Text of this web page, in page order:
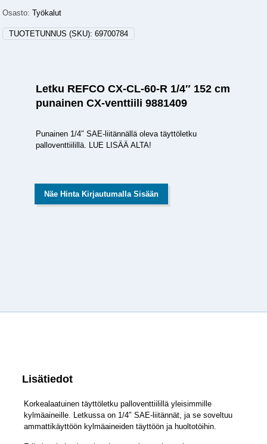
Osasto:Työkalut
TUOTETUNNUS (SKU):69700784
Letku REFCO CX-CL-60-R 1/4″ 152 cm
punainen CX-venttiili 9881409
Punainen 1/4″ SAE-liitännällä oleva täyttöletku
palloventtiilillä. LUE LISÄÄ ALTA!
Näe Hinta Kirjautumalla Sisään
Lisätiedot
Korkealaatuinen täyttöletku palloventtiilillä yleisimmille
kylmäaineille. Letkussa on 1/4″ SAE-liitännät, ja se soveltuu
ammattikäyttöön kylmäaineiden täyttöön ja huoltotöihin.